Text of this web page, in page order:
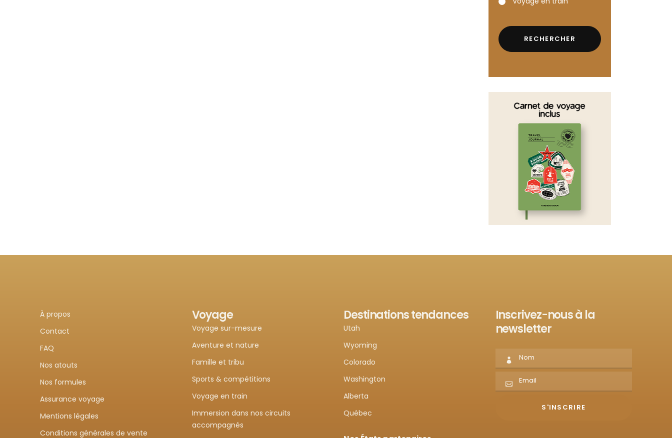
À propos
Contact
FAQ
Nos atouts
Nos formules
Assurance voyage
Mentions légales
Conditions générales de vente
Voyage
Voyage sur-mesure
Aventure et nature
Famille et tribu
Sports & compétitions
Voyage en train
Immersion dans nos circuits
accompagnés
Destinations tendances
Utah
Wyoming
Colorado
Washington
Alberta
Québec
Inscrivez-nous à la
newsletter